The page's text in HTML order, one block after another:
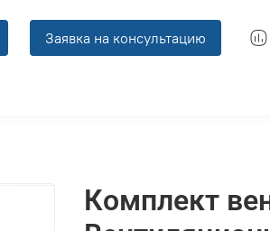
Заявка на консультацию
Комплект